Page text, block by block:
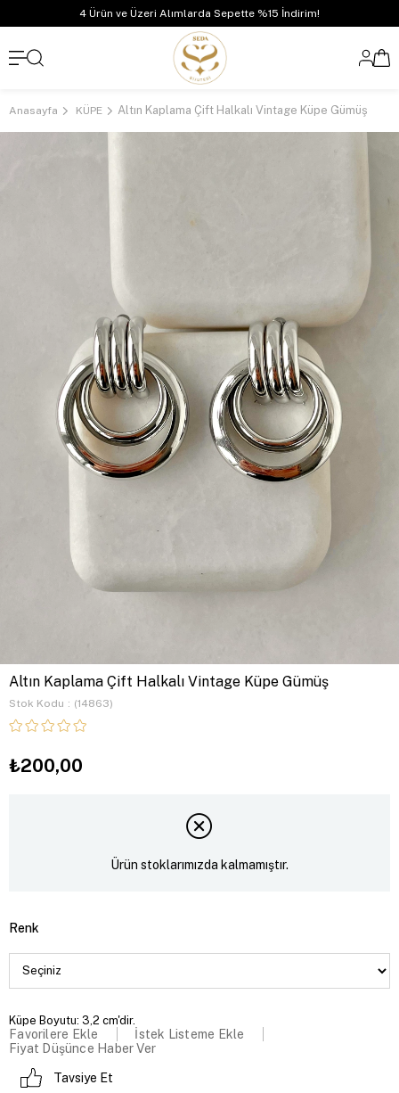
4 Ürün ve Üzeri Alımlarda Sepette %15 İndirim!
Anasayfa KÜPE Altın Kaplama Çift Halkalı Vintage Küpe Gümüş
Altın Kaplama Çift Halkalı Vintage Küpe Gümüş
Stok Kodu (14863)
₺200,00
Ürün stoklarımızda kalmamıştır.
Renk
Küpe Boyutu: 3,2 cm'dir.
Favorilere Ekle
İstek Listeme Ekle
Fiyat Düşünce Haber Ver
Tavsiye Et